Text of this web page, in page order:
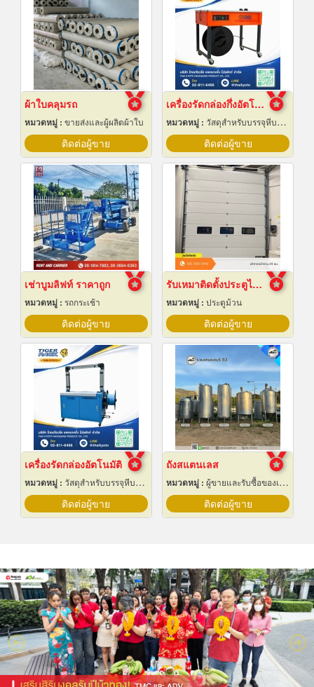
ผ้าใบคลุมรถ
หมวดหมู่ : ขายส่งและผู้ผลิตผ้าใบ
ติดต่อผู้ขาย
เครื่องรัดกล่องกึ่งอัตโนมัติ
หมวดหมู่ : วัสดุสำหรับบรรจุหีบห่อเครื่องจักรกล
ติดต่อผู้ขาย
เช่าบูมลิฟท์ ราคาถูก
หมวดหมู่ : รถกระเช้า
ติดต่อผู้ขาย
รับเหมาติดตั้งประตูไฮสปีดดอร์
หมวดหมู่ : ประตูม้วน
ติดต่อผู้ขาย
เครื่องรัดกล่องอัตโนมัติ
หมวดหมู่ : วัสดุสำหรับบรรจุหีบห่อเครื่องจักรกล
ติดต่อผู้ขาย
ถังสแตนเลส
หมวดหมู่ : ผู้ขายและรับซื้อของเก่าและเศษเหล็ก
ติดต่อผู้ขาย